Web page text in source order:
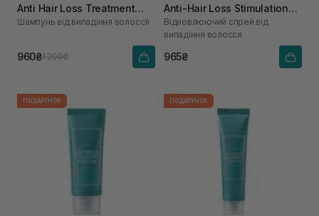
Anti Hair Loss Treatment
Shampoo 200 мл
Шампунь від випадіння волосся
960₴1 200₴
Anti-Hair Loss Stimulation
Scalp Spray 120 мл
Відновлюючий спрей від
випадіння волосся
965₴
ПОДАРУНОК ПОДАРУНОК